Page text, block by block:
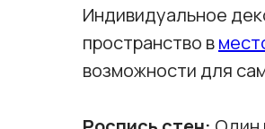
Индивидуальное
пространство в
возможности для